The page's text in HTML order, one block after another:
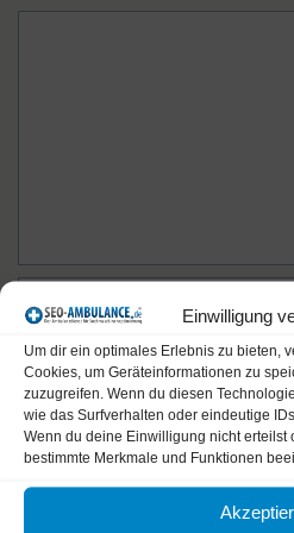
Einwilligung
Um dir ein optimales Erlebnis zu bieten,
Cookies, um Geräteinformationen zu
zuzugreifen. Wenn du diesen
wie das Surfverhalten oder eindeutige
Wenn du deine Einwilligung nicht erteilst
bestimmte Merkmale und Funktionen
E-
Mail-
Adresse
Website
Name, E-Mail-Adresse und
für meinen nächsten